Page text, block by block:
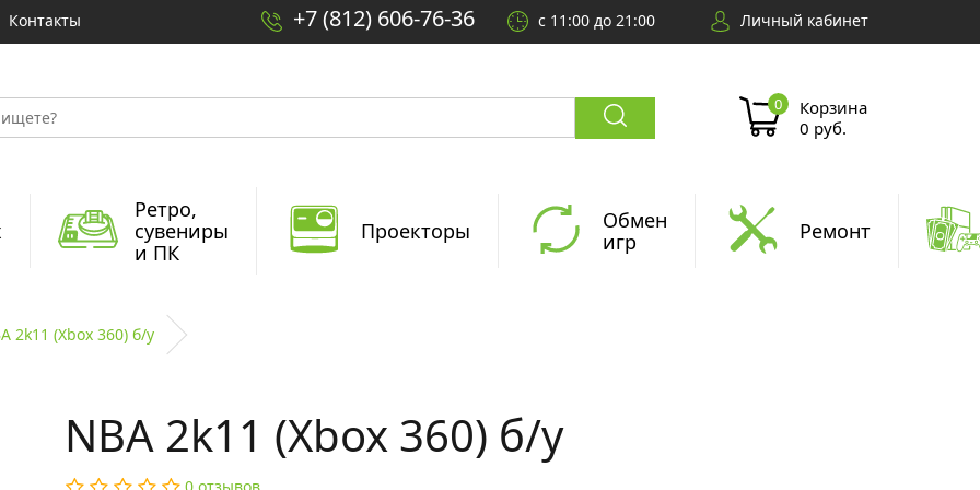
Контакты +7 (812) 606-76-36 с 11:00 до 21:00 Личный кабинет
Корзина
0 руб.
Ретро,
сувениры
и ПК
Проекторы
Обмен
игр
Ремонт
2k11 (Xbox 360) б/у
NBA 2k11 (Xbox 360) б/у